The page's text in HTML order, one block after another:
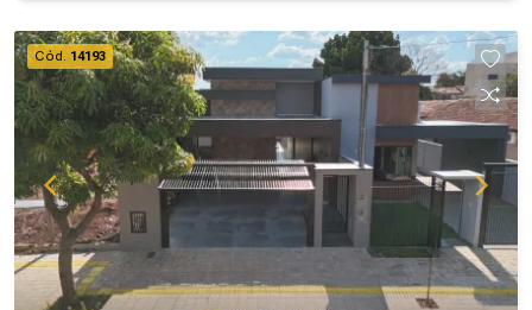
nos o direito de corrigir qualquer erro de
digitação e/ou ortografia, bem como alteração
dos preços e imagens. Fotos meramente
ilustrativas.
Cód. 14193